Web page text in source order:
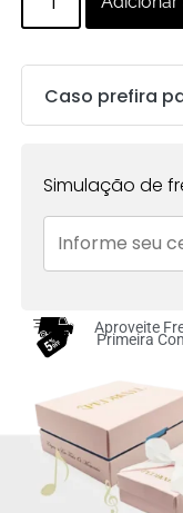
Caso prefira
1x deR$101.00
juros no
juros no
Simulação de
Aproveite
Primeira